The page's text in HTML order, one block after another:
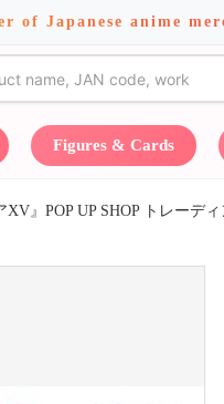
of Japanese anime
Figures & Cards
XV』POP UP SHOP トレーデ